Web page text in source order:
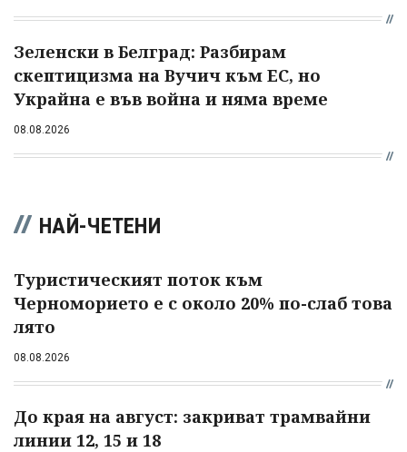
Зеленски в Белград: Разбирам
скептицизма на Вучич към ЕС, но
Украйна е във война и няма време
08.08.2026
НАЙ-ЧЕТЕНИ
Туристическият поток към
Черноморието е с около 20% по-слаб това
лято
08.08.2026
До края на август: закриват трамвайни
линии 12, 15 и 18